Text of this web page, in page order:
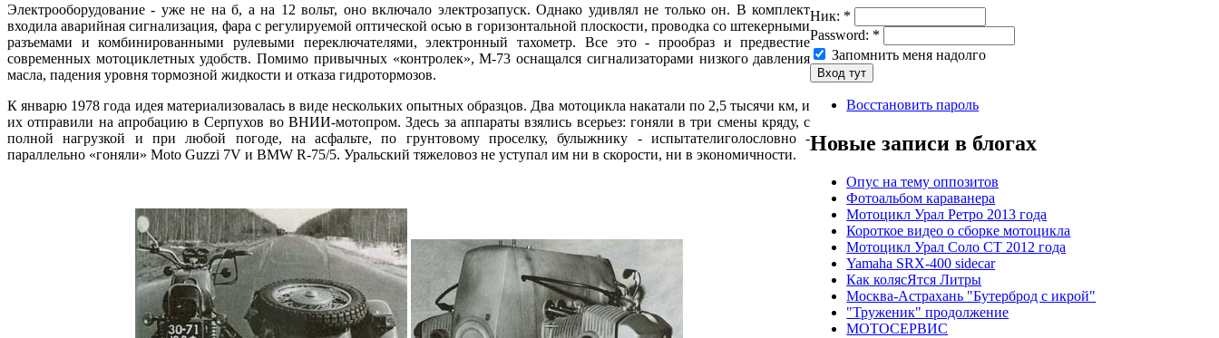
Электрооборудование - уже не на б, а на 12 вольт, оно включало электрозапуск. Однако удивлял не только он. В комплект
входила аварийная сигнализация, фара с регулируемой оптической осью в горизонтальной плоскости, проводка со штекерными
разъемами и комбинированными рулевыми переключателями, электронный тахометр. Все это - прообраз и предвестие
современных мотоциклетных удобств. Помимо привычных «контролек», М-73 оснащался сигнализаторами низкого давления
масла, падения уровня тормозной жидкости и отказа гидротормозов.
К январю 1978 года идея материализовалась в виде нескольких опытных образцов. Два мотоцикла накатали по 2,5 тысячи км, и
их отправили на апробацию в Серпухов во ВНИИ-мотопром. Здесь за аппараты взялись всерьез: гоняли в три смены кряду, с
полной нагрузкой и при любой погоде, на асфальте, по грунтовому проселку, булыжнику - испытателиголословно -
параллельно «гоняли» Моto Guzzi 7V и BMW R-75/5. Уральский тяжеловоз не уступал им ни в скорости, ни в экономичности.
Ник: *
Password: *
Запомнить меня надолго
Восстановить пароль
Новые записи в блогах
Опус на тему оппозитов
Фотоальбом караванера
Мотоцикл Урал Ретро 2013 года
Короткое видео о сборке мотоцикла
Мотоцикл Урал Соло СТ 2012 года
Yamaha SRX-400 sidecar
Как колясЯтся Литры
Москва-Астрахань "Бутерброд с икрой"
"Труженик" продолжение
МОТОСЕРВИС